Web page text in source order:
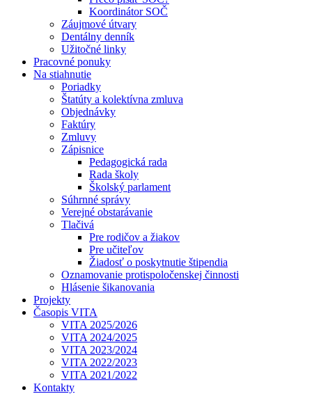
Koordinátor SOČ
Záujmové útvary
Dentálny denník
Užitočné linky
Pracovné ponuky
Na stiahnutie
Poriadky
Štatúty a kolektívna zmluva
Objednávky
Faktúry
Zmluvy
Zápisnice
Pedagogická rada
Rada školy
Školský parlament
Súhrnné správy
Verejné obstarávanie
Tlačivá
Pre rodičov a žiakov
Pre učiteľov
Žiadosť o poskytnutie štipendia
Oznamovanie protispoločenskej činnosti
Hlásenie šikanovania
Projekty
Časopis VITA
VITA 2025/2026
VITA 2024/2025
VITA 2023/2024
VITA 2022/2023
VITA 2021/2022
Kontakty